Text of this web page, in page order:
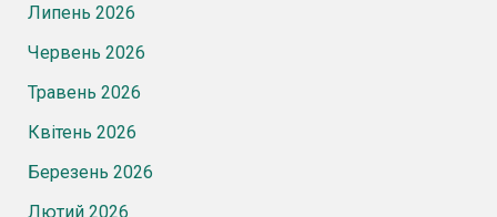
Липень 2026
Червень 2026
Травень 2026
Квітень 2026
Березень 2026
Лютий 2026